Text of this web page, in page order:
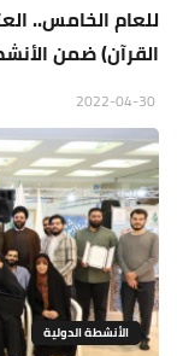
للعام الخامس..
القرآن) ضمن
الأنشطة الدولية